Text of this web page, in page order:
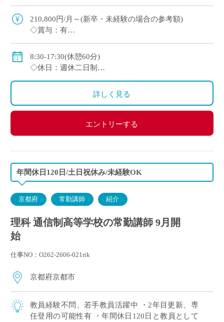
曜日＋日曜、祝日休み） ・2～3年後を […]
210,800円/月～(新卒・未経験の場合の参考額)
◇賞与：有
◇保険：私学共済、雇用保険、労災保険
8:30-17:30(休憩60分)
◇休日：週休二日制
日曜日、祝日、その他学校スケジュールによる
詳しく見る
エントリーする
年間休日120日/土日祝休み/未経験OK
京都府 常勤講師 紹介
理科 通信制高等学校の常勤講師 9月開
始
仕事NO：O262-2606-021rik
京都府京都市
教員経験不問、若手教員活躍中 ・2年目更新、専
任登用の可能性有 ・年間休日120日と教員として